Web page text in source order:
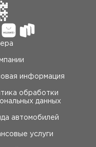
информация
обработки
данных
автомобилей
услуги